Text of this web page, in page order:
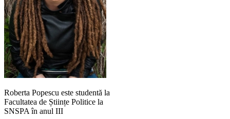
Roberta Popescu este studentă la
Facultatea de Științe Politice la
SNSPA în anul III